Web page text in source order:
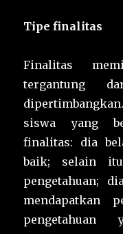
Tipe finalitas
Finalitas
tergantung
siswa yang
finalitas: dia
baik; selain
pengetahuan;
mendapatkan
pengetahuan